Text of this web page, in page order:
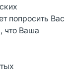
попросить Вас
что Ваша